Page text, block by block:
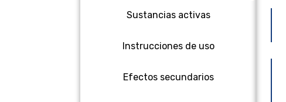
Sustancias activas
Instrucciones de uso
Efectos secundarios